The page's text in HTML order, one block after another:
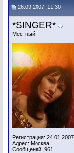
26.09.2007, 11:30
*SINGER*
Местный
Регистрация: 24.01.2007
Адрес: Москва
Сообщений: 961